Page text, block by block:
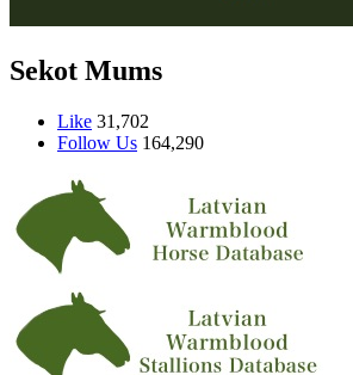
Sekot Mums
Like 31,702
Follow Us 164,290